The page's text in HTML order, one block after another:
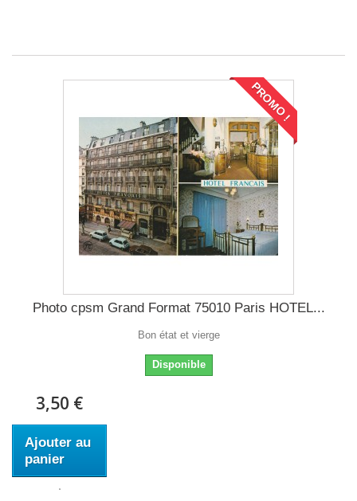
PROMO !
Photo cpsm Grand Format 75010 Paris HOTEL...
Bon état et vierge
Disponible
3,50 €
Ajouter au
panier